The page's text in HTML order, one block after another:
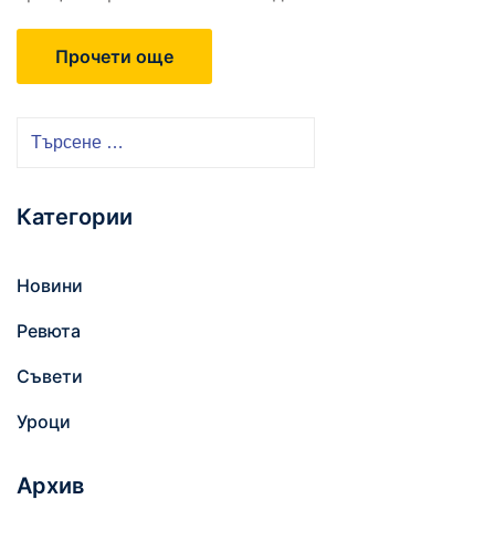
Прочети още
с
н
з
:
Категории
Новини
Ревюта
Съвети
Уроци
Архив